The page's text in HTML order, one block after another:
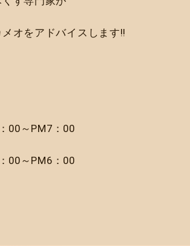
オをアドバイスします!!
00～PM7：00
00～PM6：00